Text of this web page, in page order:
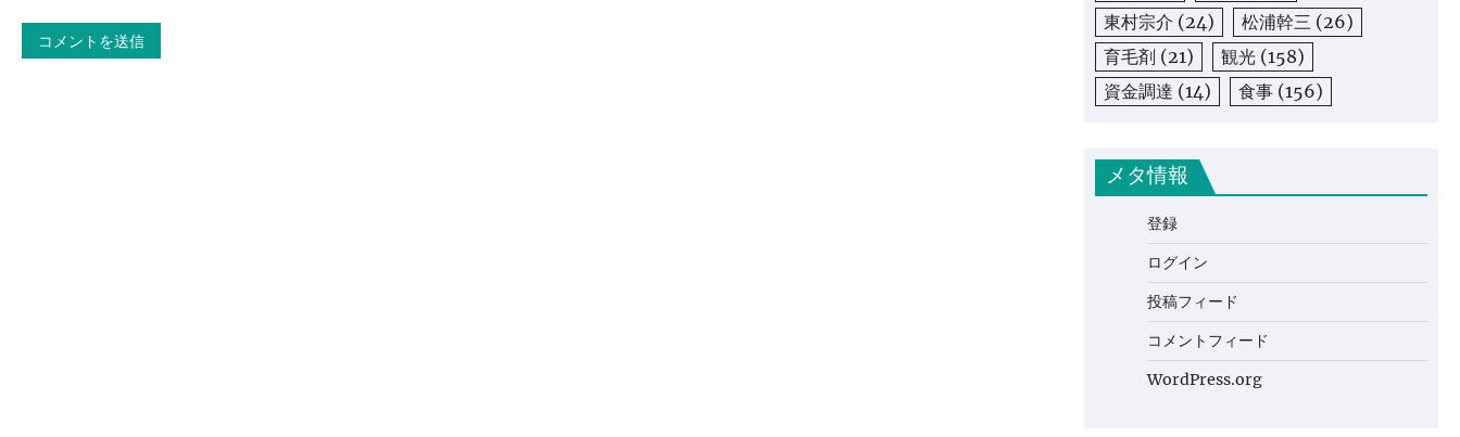
東村宗介 (24) 松浦幹三 (26)
育毛剤 (21) 観光 (158)
資金調達 (14) 食事 (156)
メタ情報
登録
ログイン
投稿フィード
コメントフィード
WordPress.org